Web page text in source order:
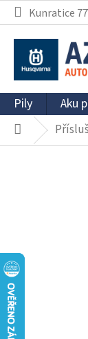
Přejít
na
obsah
Kunratice
Pily Aku
Domů